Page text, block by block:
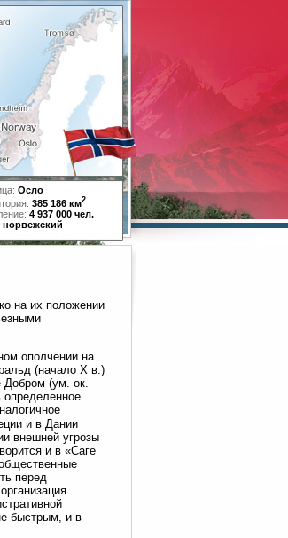
Осло
385 186 км2
4 937 000 чел.
норвежский
на их положении
ополчении на
(начало X в.)
Добром (ум. ок.
и в Дании
внешней угрозы
и в «Саге
перед
быстрым, и в